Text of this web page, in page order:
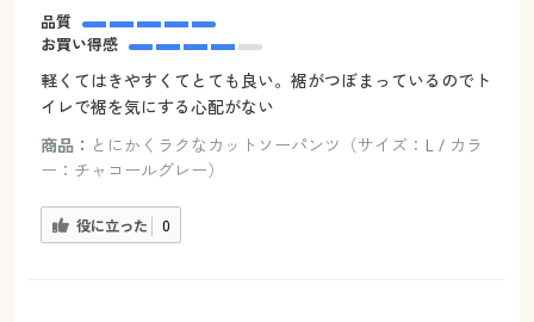
品質
お買い得感
軽くてはきやすくてとても良い。裾がつぼまっているのでト
イレで裾を気にする心配がない
商品： とにかくラクなカットソーパンツ（サイズ：L / カラ
ー：チャコールグレー）
役に立った 0